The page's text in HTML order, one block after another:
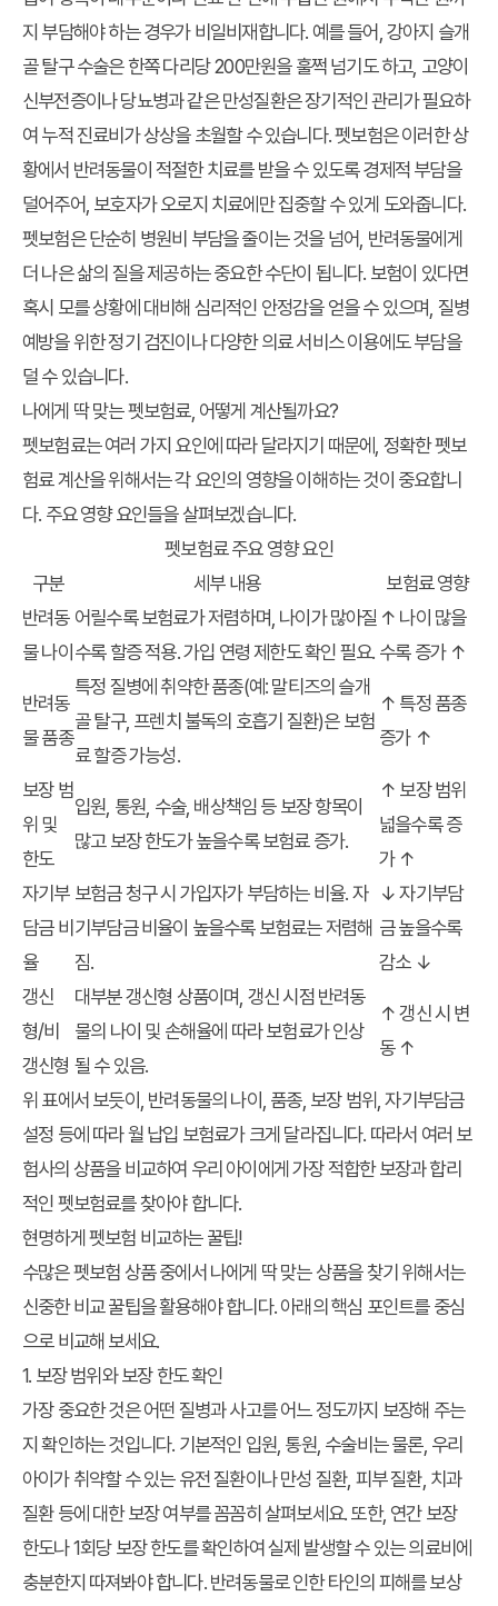
지 부담해야 하는 경우가 비일비재합니다. 예를 들어, 강아지 슬개
골 탈구 수술은 한쪽 다리당 200만원을 훌쩍 넘기도 하고, 고양이
신부전증이나 당뇨병과 같은 만성질환은 장기적인 관리가 필요하
여 누적 진료비가 상상을 초월할 수 있습니다. 펫보험은 이러한 상
황에서 반려동물이 적절한 치료를 받을 수 있도록 경제적 부담을
덜어주어, 보호자가 오로지 치료에만 집중할 수 있게 도와줍니다.
펫보험은 단순히 병원비 부담을 줄이는 것을 넘어, 반려동물에게
더 나은 삶의 질을 제공하는 중요한 수단이 됩니다. 보험이 있다면
혹시 모를 상황에 대비해 심리적인 안정감을 얻을 수 있으며, 질병
예방을 위한 정기 검진이나 다양한 의료 서비스 이용에도 부담을
덜 수 있습니다.
나에게 딱 맞는 펫보험료, 어떻게 계산될까요?
펫보험료는 여러 가지 요인에 따라 달라지기 때문에, 정확한펫보
험료 계산을 위해서는 각 요인의 영향을 이해하는 것이 중요합니
다. 주요 영향 요인들을 살펴보겠습니다.
펫보험료 주요 영향 요인
구분
세부 내용
보험료 영향
반려동
물 나이
어릴수록 보험료가 저렴하며, 나이가 많아질
수록 할증 적용. 가입 연령 제한도 확인 필요.
↑ 나이 많을
수록 증가 ↑
반려동
물 품종
특정 질병에 취약한 품종(예: 말티즈의 슬개
골 탈구, 프렌치 불독의 호흡기 질환)은 보험
료 할증 가능성.
↑ 특정 품종
증가 ↑
보장 범
위 및
한도
입원, 통원, 수술, 배상책임 등 보장 항목이
많고 보장 한도가 높을수록 보험료 증가.
↑ 보장 범위
넓을수록 증
가 ↑
자기부
담금 비
율
보험금 청구 시 가입자가 부담하는 비율. 자
기부담금 비율이 높을수록 보험료는 저렴해
짐.
↓ 자기부담
금 높을수록
감소 ↓
갱신
형/비
갱신형
대부분 갱신형 상품이며, 갱신 시점 반려동
물의 나이 및 손해율에 따라 보험료가 인상
될 수 있음.
↑ 갱신 시 변
동 ↑
위 표에서 보듯이, 반려동물의 나이, 품종, 보장 범위, 자기부담금
설정 등에 따라 월 납입 보험료가 크게 달라집니다. 따라서 여러 보
험사의 상품을 비교하여 우리 아이에게 가장 적합한 보장과 합리
적인 펫보험료를 찾아야 합니다.
현명하게 펫보험 비교하는 꿀팁!
수많은 펫보험 상품 중에서 나에게 딱 맞는 상품을 찾기 위해서는
신중한비교 꿀팁을 활용해야 합니다. 아래의 핵심 포인트를 중심
으로 비교해 보세요.
1. 보장 범위와 보장 한도 확인
가장 중요한 것은 어떤 질병과 사고를 어느 정도까지 보장해 주는
지 확인하는 것입니다. 기본적인 입원, 통원, 수술비는 물론, 우리
아이가 취약할 수 있는 유전 질환이나 만성 질환, 피부 질환, 치과
질환 등에 대한 보장 여부를 꼼꼼히 살펴보세요. 또한, 연간 보장
한도나 1회당 보장 한도를 확인하여 실제 발생할 수 있는 의료비에
충분한지 따져봐야 합니다. 반려동물로 인한 타인의 피해를 보상